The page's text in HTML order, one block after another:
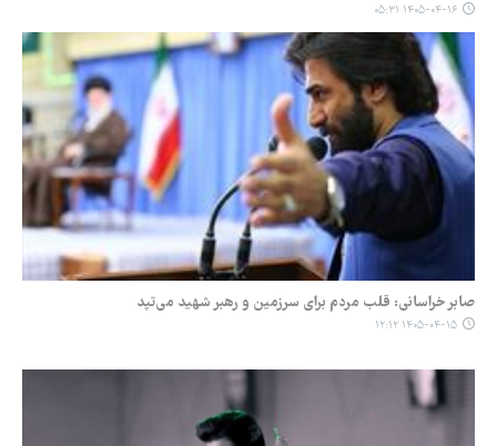
۱۴۰۵-۰۴-۱۶ ۰۵:۳۱
صابر خراسانی: قلب مردم برای سرزمین و رهبر شهید می‌تپد
۱۴۰۵-۰۴-۱۵ ۱۲:۱۲